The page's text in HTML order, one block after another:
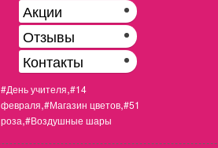
Акции
Отзывы
Контакты
#День учителя,#14
февраля,#Магазин цветов,#51
роза,#Воздушные шары